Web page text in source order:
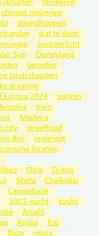
chinees nieuwjaar
strandhoppen
stranden
wat te doen
noorderlicht
Sun
Disneyland
genieten
landschappen
ervaring
Europa 2024
parken
trein
Madeira
city
streetfood
Bini
ongerept
locaties
Oslo
Tirana
Malta
Chalkidiki
Cappadocië
1001-nacht
souks
Amalfi
Aruba
Rio
Ibiza
vespa